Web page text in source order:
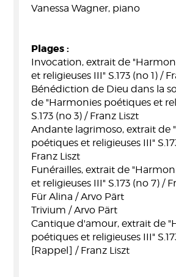
Vanessa Wagner, piano
Plages :
Invocation, extrait de
et religieuses III" S.173 (no 1) /
Bénédiction de Dieu dans la
de "Harmonies poétiques et
S.173 (no 3) / Franz Liszt
Andante lagrimoso, extrait de
poétiques et religieuses III"
Franz Liszt
Funérailles, extrait de
et religieuses III" S.173 (no 7) /
Für Alina / Arvo Pärt
Trivium / Arvo Pärt
Cantique d'amour, extrait de
poétiques et religieuses III"
[Rappel] / Franz Liszt